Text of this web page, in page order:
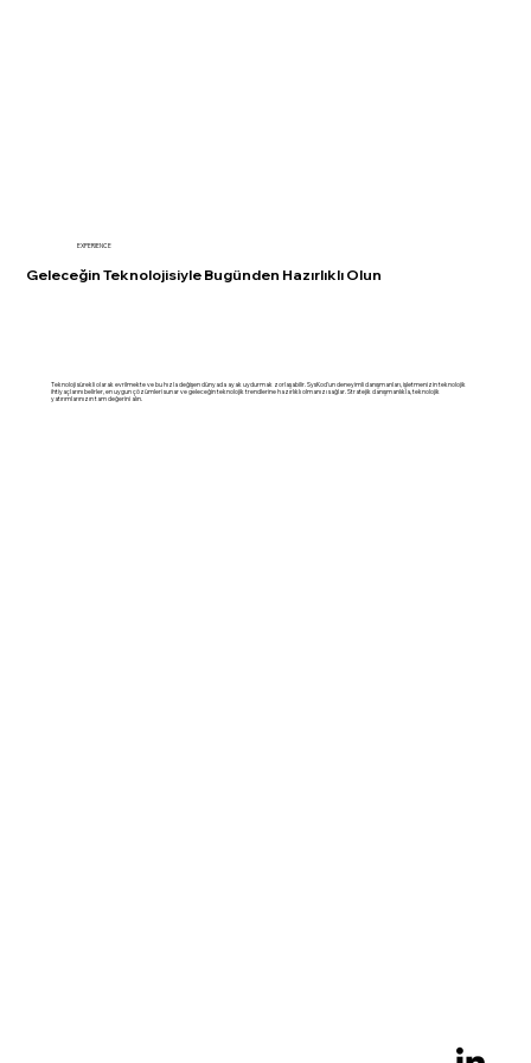
Geleceğin Teknolojisiyle Bugünden Hazırlıklı Olun
EXPERIENCE
Teknoloji sürekli olarak evrilmekte ve bu hızla değişen dünyada ayak uydurmak zorlaşabilir. SysKod'un deneyimli danışmanları, işletmenizin teknolojik
ihtiyaçlarını belirler, en uygun çözümleri sunar ve geleceğin teknolojik trendlerine hazırlıklı olmanızı sağlar. Stratejik danışmanlıkla, teknolojik
yatırımlarınızın tam değerini alın.